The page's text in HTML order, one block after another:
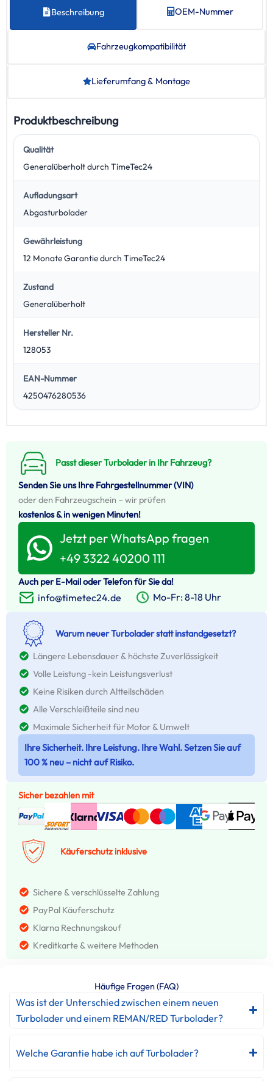
Beschreibung OEM-Nummer
Fahrzeug­kompatibilität
Lieferumfang & Montage
Produktbeschreibung
Qualität
Generalüberholt durch TimeTec24
Aufladungsart
Abgasturbolader
Gewährleistung
12 Monate Garantie durch TimeTec24
Zustand
Generalüberholt
Hersteller Nr.
128053
EAN-Nummer
4250476280536
Passt dieser Turbolader in Ihr Fahrzeug?
Senden Sie uns Ihre Fahrgestellnummer (VIN)
oder den Fahrzeugschein – wir prüfen
kostenlos & in wenigen Minuten!
Jetzt per WhatsApp fragen
+49 3322 40200 111
Auch per E-Mail oder Telefon für Sie da!
info@timetec24.de Mo-Fr: 8-18 Uhr
Warum neuer Turbolader statt instandgesetzt?
Längere Lebensdauer & höchste Zuverlässigkeit
Volle Leistung -kein Leistungsverlust
Keine Risiken durch Altteilschäden
Alle Verschleißteile sind neu
Maximale Sicherheit für Motor & Umwelt
Ihre Sicherheit. Ihre Leistung. Ihre Wahl. Setzen Sie auf
100 % neu – nicht auf Risiko.
Sicher bezahlen mit
Käuferschutz inklusive
Sichere & verschlüsselte Zahlung
PayPal Käuferschutz
Klarna Rechnungskouf
Kreditkarte & weitere Methoden
Häufige Fragen (FAQ)
Was ist der Unterschied zwischen einem neuen
Turbolader und einem REMAN/RED Turbolader?
Welche Garantie habe ich auf Turbolader?